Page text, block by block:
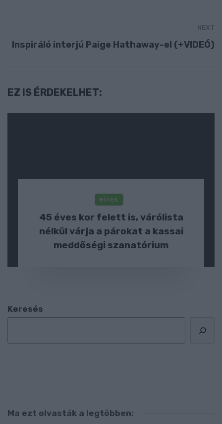
NEXT
Inspiráló interjú Paige Hathaway-el (+VIDEÓ)
EZ IS ÉRDEKELHET:
HÍREK
45 éves kor felett is, várólista
nélkül várja a párokat a kassai
meddőségi szanatórium
Keresés
Ma ezt olvasták a legtöbben: